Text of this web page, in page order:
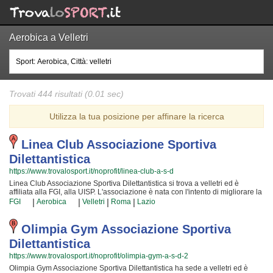
Aerobica a Velletri
Trovati 444 risultati (0.01 sec)
Utilizza la tua posizione per affinare la ricerca
Linea Club Associazione Sportiva
Dilettantistica
https://www.trovalosport.it/noprofit/linea-club-a-s-d
Linea Club Associazione Sportiva Dilettantistica si trova a velletri ed è
affiliata alla FGI, alla UISP. L'associazione è nata con l'intento di migliorare la
forma fisica e il benessere delle persone organizzando lezioni sul territorio
(anche per bambini e ragazzi). Le loro lezioni servono a sviluppare le
capacità motorie e fisiche ed a aiutano a il proprio aspetto fisico per arrivare
ad una maggior sicurezza individuale lavorando anche sulla propria
autostima. I loro insegnanti sono i più bravi della provincia e si formano
costantemente partecipando alle lezioni {text_aff3} per garantire la massima
tranquillità e professionalità ai loro iscritti. Il risultato e il divertimento che si
producono facendo aerobica rendono questa attività davvero speciale, per
cui, una volta che avrete cominciato, non potrete più farne a meno! Prova... e
FGI | Aerobica | Velletri | Roma | Lazio
Olimpia Gym Associazione Sportiva
Dilettantistica
https://www.trovalosport.it/noprofit/olimpia-gym-a-s-d-2
Olimpia Gym Associazione Sportiva Dilettantistica ha sede a velletri ed è